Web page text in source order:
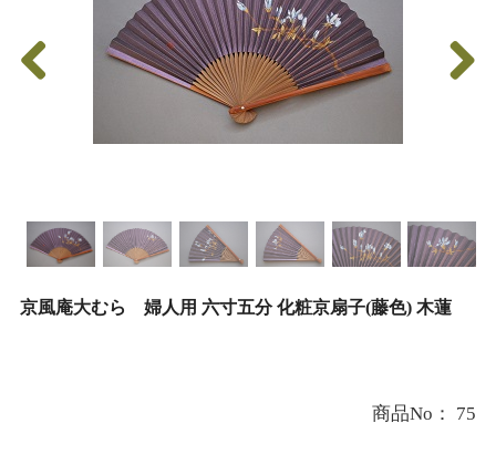
京風庵大むら 婦人用 六寸五分 化粧京扇子(藤色) 木蓮
商品No： 75